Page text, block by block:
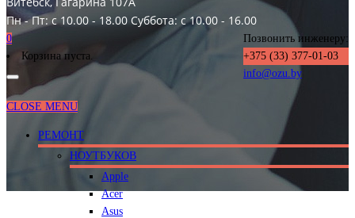
Пн - Пт: с 10.00 - 18.00 Суббота: с 10.00 - 16.00
Позвонить инженеру:
+375 (33) 377-01-03
info@ozu.by
0
Корзина пуста.
CLOSE MENU
РЕМОНТ
НОУТБУКОВ
Apple
Acer
Asus